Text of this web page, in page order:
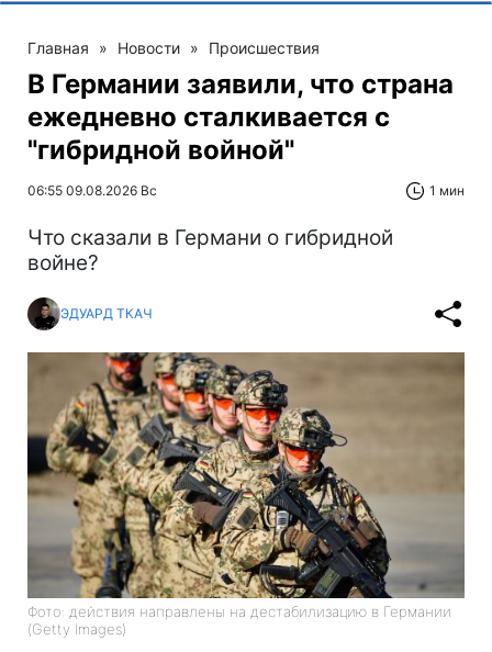
Главная » Новости » Происшествия
В Германии заявили, что страна
ежедневно сталкивается с
"гибридной войной"
06:55 09.08.2026 Вс 1 мин
Что сказали в Германи о гибридной
войне?
ЭДУАРД ТКАЧ
Фото: действия направлены на дестабилизацию в Германии
(Getty Images)